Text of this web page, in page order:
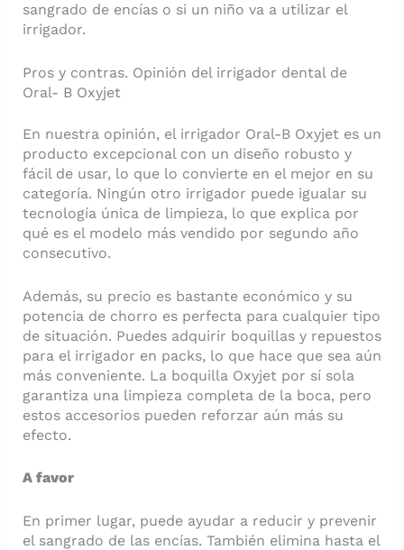
sangrado de encías o si un niño va a utilizar el
irrigador.
Pros y contras. Opinión del irrigador dental de
Oral- B Oxyjet
En nuestra opinión, el irrigador Oral-B Oxyjet es un
producto excepcional con un diseño robusto y
fácil de usar, lo que lo convierte en el mejor en su
categoría. Ningún otro irrigador puede igualar su
tecnología única de limpieza, lo que explica por
qué es el modelo más vendido por segundo año
consecutivo.
Además, su precio es bastante económico y su
potencia de chorro es perfecta para cualquier tipo
de situación. Puedes adquirir boquillas y repuestos
para el irrigador en packs, lo que hace que sea aún
más conveniente. La boquilla Oxyjet por sí sola
garantiza una limpieza completa de la boca, pero
estos accesorios pueden reforzar aún más su
efecto.
A favor
En primer lugar, puede ayudar a reducir y prevenir
el sangrado de las encías. También elimina hasta el